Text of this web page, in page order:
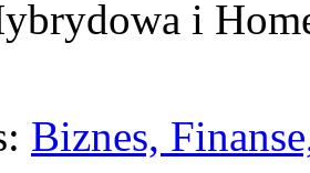
i
Biznes,